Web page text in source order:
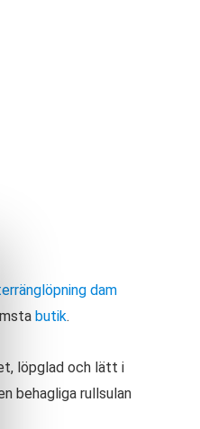
dam
butik.
löpglad och lätt i
behagliga rullsulan